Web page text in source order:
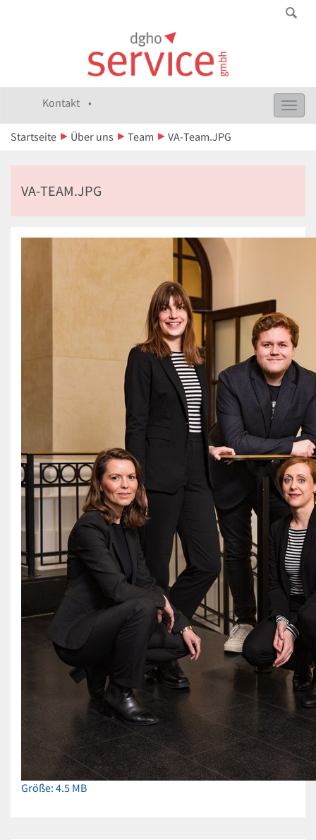
Kontakt •
Startseite
Über uns Team VA-Team.JPG
VA-TEAM.JPG
Zeige
Größe: 4.5 MB